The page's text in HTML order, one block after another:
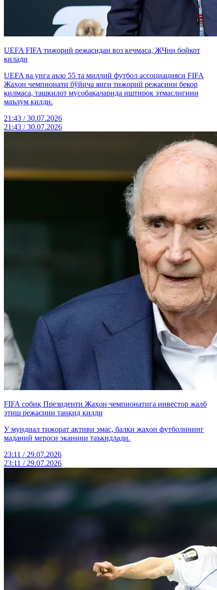
UEFA FIFA тижорий режасидан воз кечмаса, ЖЧни бойкот
қилади
UEFA ва унга аъзо 55 та миллий футбол ассоциацияси FIFA
Жаҳон чемпионати бўйича янги тижорий режасини бекор
қилмаса, ташкилот мусобақаларида иштирок этмаслигини
маълум қилди.
21:43 / 30.07.2026
21:43 / 30.07.2026
FIFA собиқ Президенти Жаҳон чемпионатига инвестор жалб
этиш режасини танқид қилди
У мундиал тижорат активи эмас, балки жаҳон футболининг
маданий мероси эканини таъкидлади.
23:11 / 29.07.2026
23:11 / 29.07.2026